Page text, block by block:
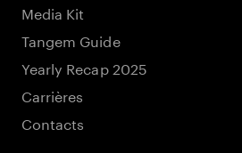
Media Kit
Tangem Guide
Yearly Recap 2025
Carrières
Contacts